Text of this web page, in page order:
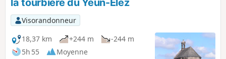
Visorandonneur
18,37 km
+244 m
-244 m
5h 55
Moyenne